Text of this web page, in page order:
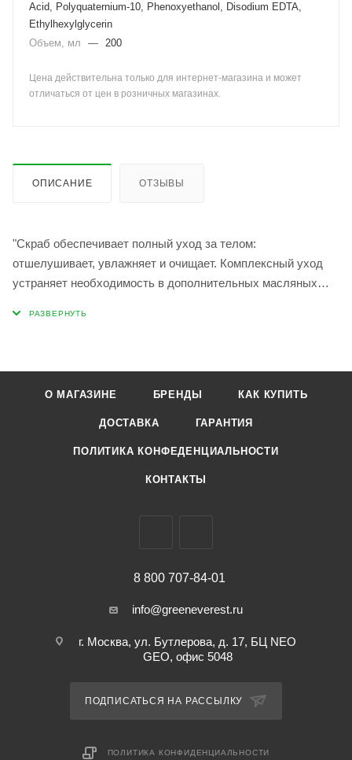
Acid, Polyquaternium-10, Phenoxyethanol, Disodium EDTA,
Ethylhexylglycerin
Объем, мл
— 200
Цена действительна только для интернет-магазина и может
отличаться от цен в розничных магазинах.
ОПИСАНИЕ ОТЗЫВЫ
"Скраб обеспечивает полный уход за телом:
отшелушивает, увлажняет и очищает. Комплексный уход
устраняет необходимость в дополнительных масляных
делая кожу гладкой и эластичной.
Экстракты малины и ягод асаи бодрят и наполняют
Применение: Нанесите необходимое количество на
влажную кожу, помассируйте круговыми движениями и
О МАГАЗИНЕ БРЕНДЫ КАК КУПИТЬ
ДОСТАВКА ГАРАНТИЯ
ПОЛИТИКА КОНФЕДЕНЦИАЛЬНОСТИ
КОНТАКТЫ
8 800 707-84-01
info@greeneverest.ru
г. Москва, ул. Бутлерова, д. 17, БЦ NEO
GEO, офис 5048
ПОДПИСАТЬСЯ НА РАССЫЛКУ
ПОЛИТИКА КОНФИДЕНЦИАЛЬНОСТИ